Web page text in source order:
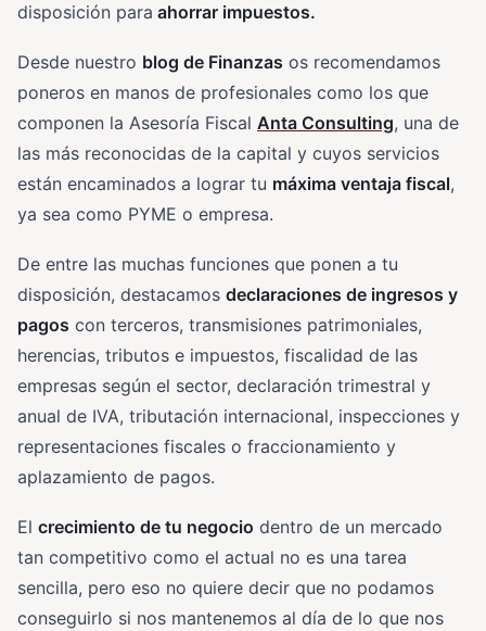
disposición para ahorrar impuestos.
Desde nuestro blog de Finanzas os recomendamos
poneros en manos de profesionales como los que
componen la Asesoría Fiscal Anta Consulting, una de
las más reconocidas de la capital y cuyos servicios
están encaminados a lograr tu máxima ventaja fiscal,
ya sea como PYME o empresa.
De entre las muchas funciones que ponen a tu
disposición, destacamos declaraciones de ingresos y
pagos con terceros, transmisiones patrimoniales,
herencias, tributos e impuestos, fiscalidad de las
empresas según el sector, declaración trimestral y
anual de IVA, tributación internacional, inspecciones y
representaciones fiscales o fraccionamiento y
aplazamiento de pagos.
El crecimiento de tu negocio dentro de un mercado
tan competitivo como el actual no es una tarea
sencilla, pero eso no quiere decir que no podamos
conseguirlo si nos mantenemos al día de lo que nos